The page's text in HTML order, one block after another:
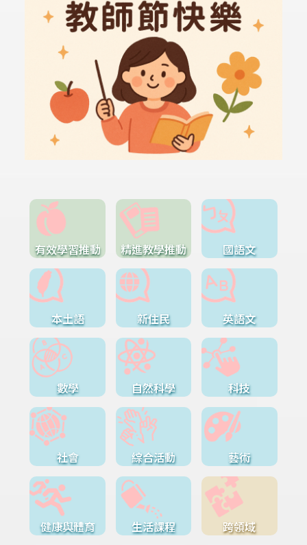
有效學習推動 精進教學推動 國語文
本土語 新住民 英語文
數學 自然科學 科技
社會 綜合活動 藝術
健康與體育 生活課程 跨領域